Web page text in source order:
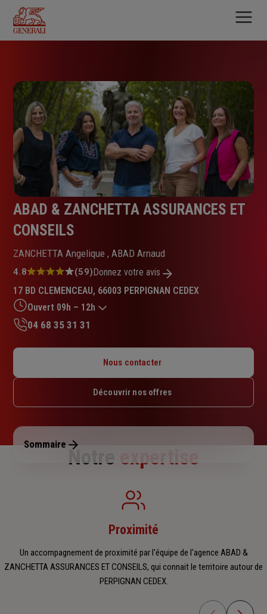
contenu
principal
ABAD & ZANCHETTA ASSURANCES ET
CONSEILS
ZANCHETTA Angelique , ABAD Arnaud
Note
4.8
sur
5
étoiles
4.8 (59)Donnez votre avis
17 BD CLEMENCEAU, 66003 PERPIGNAN CEDEX
Ouvert 09h – 12h
Mardi : 08h30 – 12h30 / 13h30 – 17h30
Jeudi : 08h30 – 12h30 / 13h30 – 17h30
Dimanche : Fermé
04 68 35 31 31
Nous contacter
Découvrir nos offres
Sommaire
Notre expertise
Proximité
Un accompagnement de proximité par l'équipe de l'agence ABAD &
ZANCHETTA ASSURANCES ET CONSEILS, qui connait le territoire autour de
PERPIGNAN CEDEX.